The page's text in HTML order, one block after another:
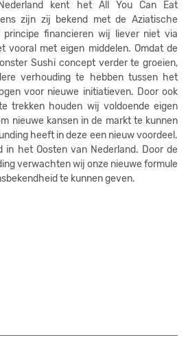
kent het All You Can Eat
zijn zij bekend met de Aziatische
financieren wij liever niet via
vooral met eigen middelen. Omdat de
Sushi concept verder te groeien,
verhouding te hebben tussen het
voor nieuwe initiatieven. Door ook
trekken houden wij voldoende eigen
nieuwe kansen in de markt te kunnen
heeft in deze een nieuw voordeel.
in het Oosten van Nederland. Door de
verwachten wij onze nieuwe formule
te kunnen geven.